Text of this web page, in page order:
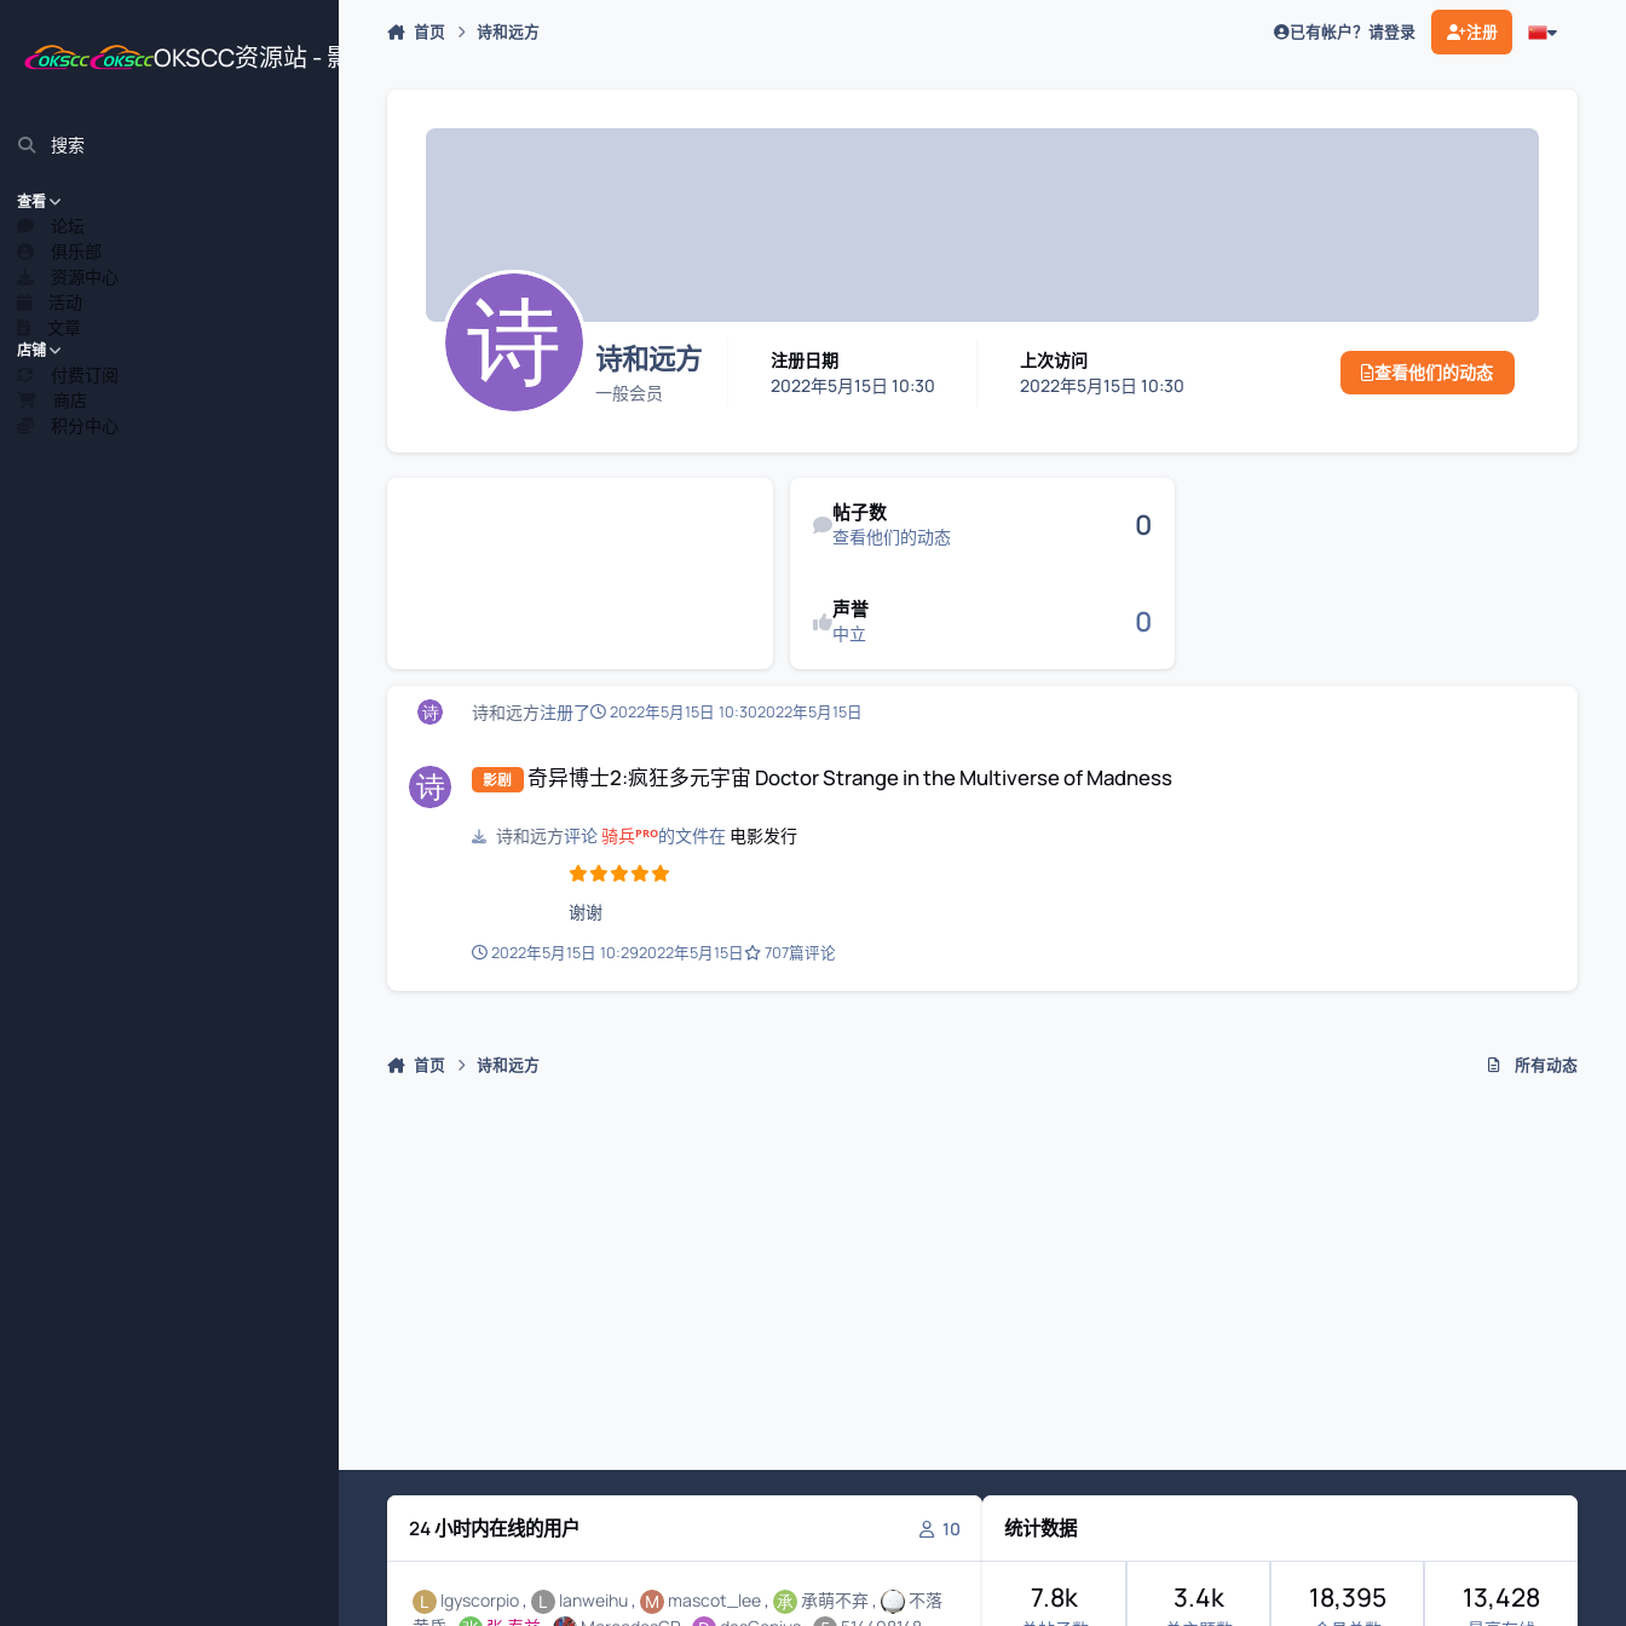
OKSCC资源站 - 影视、游戏、源码插件综合下载平台
搜索
查看
论坛
俱乐部
资源中心
活动
文章
店铺
付费订阅
商店
积分中心
首页 诗和远方 已有帐户？请登录 注册
诗和远方
一般会员
注册日期
2022年5月15日 10:30
上次访问
2022年5月15日 10:30
查看他们的动态
帖子数
查看他们的动态 0
声誉
中立 0
诗和远方注册了 2022年5月15日 10:302022年5月15日
影剧 奇异博士2:疯狂多元宇宙 Doctor Strange in the Multiverse of Madness
诗和远方评论 骑兵ᴾᴿᴼ的文件在 电影发行
谢谢
2022年5月15日 10:292022年5月15日 707篇评论
首页 诗和远方 所有动态
24 小时内在线的用户 10
lgyscorpio lanweihu mascot_lee 承萌不弃
不落
统计数据
7.8k 3.4k 18,395 13,428